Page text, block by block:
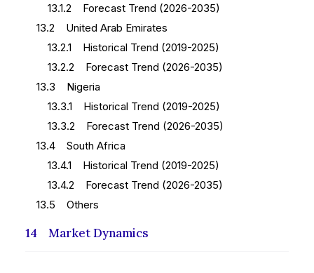
13.1.2 Forecast Trend (2026-2035)
13.2 United Arab Emirates
13.2.1 Historical Trend (2019-2025)
13.2.2 Forecast Trend (2026-2035)
13.3 Nigeria
13.3.1 Historical Trend (2019-2025)
13.3.2 Forecast Trend (2026-2035)
13.4 South Africa
13.4.1 Historical Trend (2019-2025)
13.4.2 Forecast Trend (2026-2035)
13.5 Others
14 Market Dynamics